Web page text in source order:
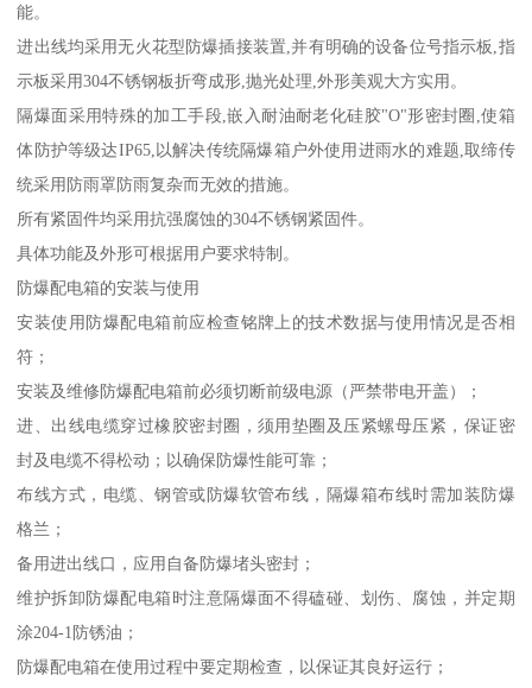
能。
进出线均采用无火花型防爆插接装置,并有明确的设备位号指示板,指
示板采用304不锈钢板折弯成形,抛光处理,外形美观大方实用。
隔爆面采用特殊的加工手段,嵌入耐油耐老化硅胶"O"形密封圈,使箱
体防护等级达IP65,以解决传统隔爆箱户外使用进雨水的难题,取缔传
统采用防雨罩防雨复杂而无效的措施。
所有紧固件均采用抗强腐蚀的304不锈钢紧固件。
具体功能及外形可根据用户要求特制。
防爆配电箱的安装与使用
安装使用防爆配电箱前应检查铭牌上的技术数据与使用情况是否相
符；
安装及维修防爆配电箱前必须切断前级电源（严禁带电开盖）；
进、出线电缆穿过橡胶密封圈，须用垫圈及压紧螺母压紧，保证密
封及电缆不得松动；以确保防爆性能可靠；
布线方式，电缆、钢管或防爆软管布线，隔爆箱布线时需加装防爆
格兰；
备用进出线口，应用自备防爆堵头密封；
维护拆卸防爆配电箱时注意隔爆面不得磕碰、划伤、腐蚀，并定期
涂204-1防锈油；
防爆配电箱在使用过程中要定期检查，以保证其良好运行；